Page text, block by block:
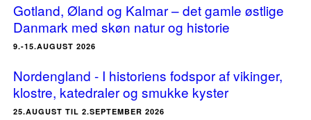
Gotland, Øland og Kalmar – det gamle østlige
Danmark med skøn natur og historie
9.-15.AUGUST 2026
Nordengland - I historiens fodspor af vikinger,
klostre, katedraler og smukke kyster
25.AUGUST TIL 2.SEPTEMBER 2026